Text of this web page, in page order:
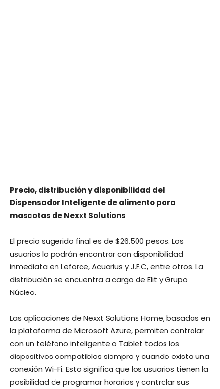
Precio, distribución y disponibilidad del
Dispensador Inteligente de alimento para
mascotas de Nexxt Solutions
El precio sugerido final es de $26.500 pesos. Los
usuarios lo podrán encontrar con disponibilidad
inmediata en Leforce, Acuarius y J.F.C, entre otros. La
distribución se encuentra a cargo de Elit y Grupo
Núcleo.
Las aplicaciones de Nexxt Solutions Home, basadas en
la plataforma de Microsoft Azure, permiten controlar
con un teléfono inteligente o Tablet todos los
dispositivos compatibles siempre y cuando exista una
conexión Wi-Fi. Esto significa que los usuarios tienen la
posibilidad de programar horarios y controlar sus